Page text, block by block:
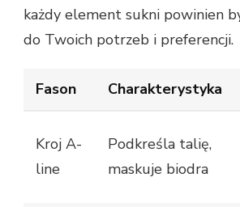
każdy element sukni powinien
do Twoich potrzeb i preferencji.
Fason Charakterystyka
Kroj A-
line
Podkreśla talię,
maskuje biodra